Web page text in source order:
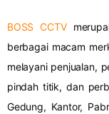
BOSS CCTV
berbagai macam
melayani penjualan,
pindah titik, dan
Gedung, Kantor,